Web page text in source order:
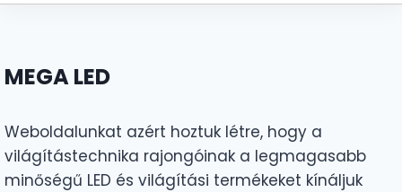
MEGA LED
Weboldalunkat azért hoztuk létre, hogy a
világítástechnika rajongóinak a legmagasabb
minőségű LED és világítási termékeket kínáljuk